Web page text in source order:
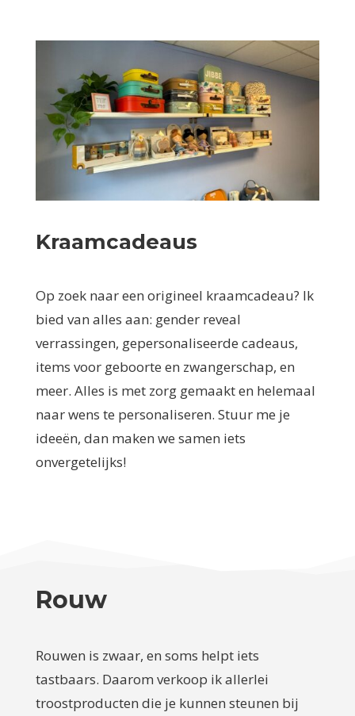
Kraamcadeaus
Op zoek naar een origineel kraamcadeau? Ik
bied van alles aan: gender reveal
verrassingen, gepersonaliseerde cadeaus,
items voor geboorte en zwangerschap, en
meer. Alles is met zorg gemaakt en helemaal
naar wens te personaliseren. Stuur me je
ideeën, dan maken we samen iets
onvergetelijks!
Rouw
Rouwen is zwaar, en soms helpt iets
tastbaars. Daarom verkoop ik allerlei
troostproducten die je kunnen steunen bij